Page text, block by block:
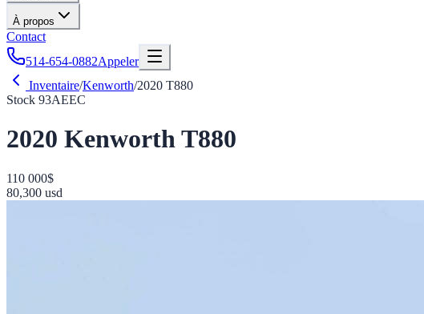
À propos
Contact
514-654-0882Appeler
Inventaire/Kenworth/2020 T880
Stock 93AEEC
2020 KenworthT880
110 000$
80,300 usd